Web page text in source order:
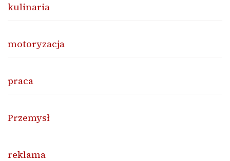
kulinaria
motoryzacja
praca
Przemysł
reklama